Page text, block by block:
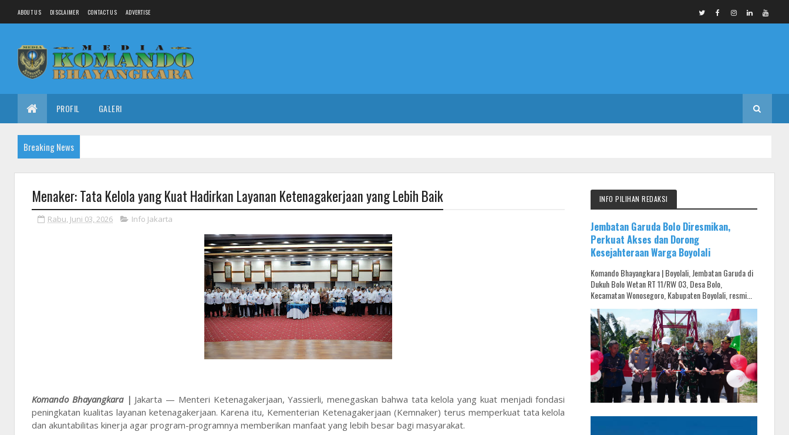
ABOUT US DISCLAIMER CONTACT US ADVERTISE
PROFIL GALERI
Breaking News
Menaker: Tata Kelola yang Kuat Hadirkan Layanan Ketenagakerjaan yang Lebih Baik
Rabu, Juni 03, 2026 Info Jakarta
Komando Bhayangkara | Jakarta — Menteri Ketenagakerjaan, Yassierli, menegaskan bahwa tata kelola yang kuat menjadi fondasi
peningkatan kualitas layanan ketenagakerjaan. Karena itu, Kementerian Ketenagakerjaan (Kemnaker) terus memperkuat tata kelola
dan akuntabilitas kinerja agar program-programnya memberikan manfaat yang lebih besar bagi masyarakat.
INFO PILIHAN REDAKSI
Jembatan Garuda Bolo Diresmikan,
Perkuat Akses dan Dorong
Kesejahteraan Warga Boyolali
Komando Bhayangkara | Boyolali, Jembatan Garuda di
Dukuh Bolo Wetan RT 11/RW 03, Desa Bolo,
Kecamatan Wonosegoro, Kabupaten Boyolali, resmi...